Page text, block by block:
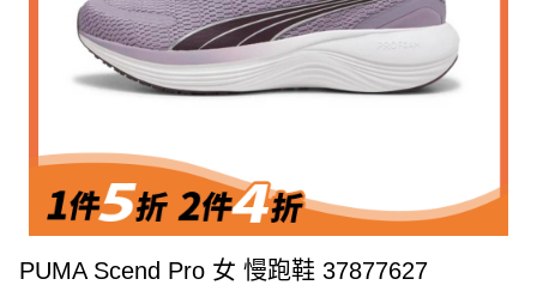
PUMA Scend Pro 女 慢跑鞋 37877627